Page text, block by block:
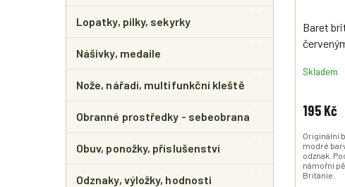
Lopatky, pilky, sekyrky
Nášivky, medaile
Nože, nářadí, multifunkční kleště
Obranné prostředky - sebeobrana
Obuv, ponožky, příslušenství
Odznaky, výložky, hodnosti
Baret
Skladem
195 Kč
Originální
modré
odznak.
námořní
Británie.